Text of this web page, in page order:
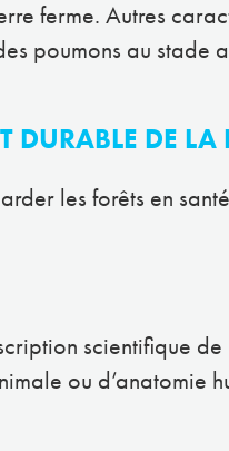
ferme. Autres
poumons au stade
DE LA
les forêts en
scientifique
ou d’anatomie